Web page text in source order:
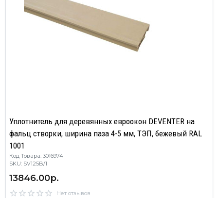
Уплотнитель для деревянных евроокон DEVENTER на
фальц створки, ширина паза 4-5 мм, ТЭП, бежевый RAL
1001
Код Товара: 3016974
SKU: SV125B/1
13846.00р.
Нет отзывов